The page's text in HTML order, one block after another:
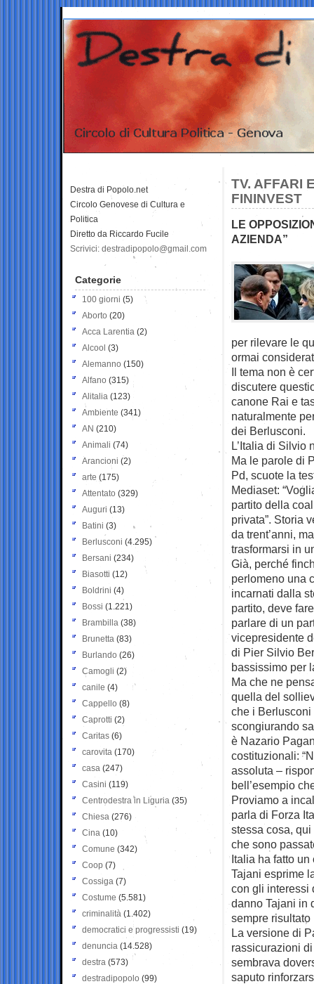
TV. AFFARI
FININVEST
LE
AZIENDA”
per rilevare le
ormai
Il tema non è
discutere
canone Rai e
naturalmente
dei Berlusconi.
L’Italia di Silvio
Ma le parole di
Pd, scuote la
Mediaset:
partito della
privata”. Storia
da trent’anni,
trasformarsi in
Già, perché
perlomeno una
incarnati dalla
partito, deve
parlare di un
vicepresidente
di Pier Silvio
bassissimo per
Ma che ne
quella del
che i
scongiurando
è Nazario
costituzionali:
assoluta –
bell’esempio
Proviamo a
parla di Forza
stessa cosa,
che sono
Italia ha fatto
Tajani esprime
con gli interessi
danno Tajani in
sempre risultato
La versione di
rassicurazioni
sembrava
saputo
Destra di Popolo.net
Circolo Genovese di Cultura e
Politica
Diretto da Riccardo Fucile
Scrivici: destradipopolo@gmail.com
Categorie
100 giorni (5)
Aborto (20)
Acca Larentia (2)
Alcool (3)
Alemanno (150)
Alfano (315)
Alitalia (123)
Ambiente (341)
AN (210)
Animali (74)
Arancioni (2)
arte (175)
Attentato (329)
Auguri (13)
Batini (3)
Berlusconi (4.295)
Bersani (234)
Biasotti (12)
Boldrini (4)
Bossi (1.221)
Brambilla (38)
Brunetta (83)
Burlando (26)
Camogli (2)
canile (4)
Cappello (8)
Caprotti (2)
Caritas (6)
carovita (170)
casa (247)
Casini (119)
Centrodestra in Liguria (35)
Chiesa (276)
Cina (10)
Comune (342)
Coop (7)
Cossiga (7)
Costume (5.581)
criminalità (1.402)
democratici e progressisti (19)
denuncia (14.528)
destra (573)
destradipopolo (99)